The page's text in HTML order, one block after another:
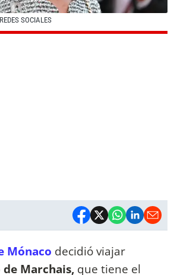
SOCIALES
Mónaco decidió viajar
Marchais, que tiene el